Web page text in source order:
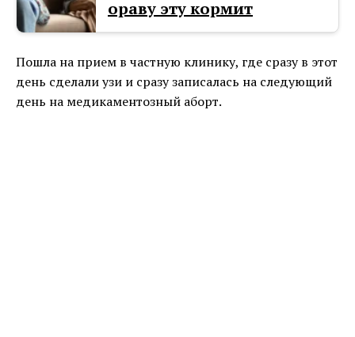
ораву эту кормит
Пошла на прием в частную клинику, где сразу в этот
день сделали узи и сразу записалась на следующий
день на медикаментозный аборт.